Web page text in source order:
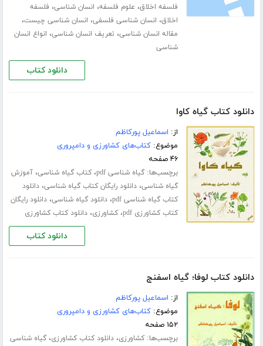
فلسفه اخلاق، علوم فلسفه، انسان شناسی، فلسفه
اخلاق، انسان شناسی فلسفی، انسان شناسی چیست،
مقاله انسان شناسی، تعریف انسان شناسی، انواع انسان
شناسی
دانلود کتاب
دانلود کتاب گیاه کاوا
از: اسماعیل پورکاظم
موضوع:کتاب‌های کشاورزی و دامپروری
۴۶ صفحه
برچسب‌ها:گیاه شناسی pdf ،کتاب گیاه شناسی،آموزش
گیاه شناسی،دانلود رایگان کتاب گیاه شناسی،دانلود
کتاب گیاه شناسی pdf
،دانلود گیاه شناسی،دانلود رایگان
کتاب کشاورزی pdf
،کشاورزی،دانلود کتاب کشاورزی
دانلود کتاب
دانلود کتاب لوفا؛ گیاه اسفنج
از: اسماعیل پورکاظم
موضوع:کتاب‌های کشاورزی و دامپروری
۱۵۲ صفحه
برچسب‌ها:کشاورزی،دانلود کتاب کشاورزی،گیاه شناسی